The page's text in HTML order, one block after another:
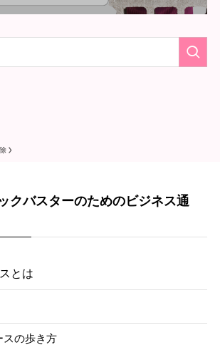
クバスターのためのビジネス通
とは
スの歩き方